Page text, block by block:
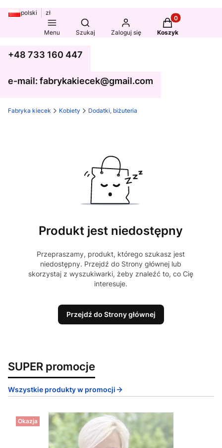
polski zł
Menu
Otwórz wyszukiwarkę
Szukaj Zaloguj się
Produkty w
Koszyk
+48 733 160 447
e-mail: fabrykakiecek@gmail.com
Fabryka kiecek Kobiety Dodatki, biżuteria
Produkt jest niedostępny
Przepraszamy, produkt, którego szukasz jest
niedostępny. Przejdź do Strony głównej lub
skorzystaj z wyszukiwarki, żeby znaleźć to, co Cię
interesuje.
Przejdź do Strony głównej
SUPER promocje
Wszystkie produkty w promocji
Okazja